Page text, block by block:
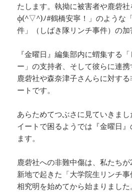
たします。執拗に被害者や鹿砦
φ(^▽^)ﾉ#鶴橋安寧！」のような
件」（しばき隊リンチ事件）の加
『金曜日』編集部内に蝟集する
ー」の支持者、そして彼らに連
鹿砦社や森奈津子さんらに対す
ートです。
あらためてつぶさに見ていきま
イートで困るようでは『金曜日
ます。
鹿砦社への非難中傷は、私たち
新地で起きた「大学院生リンチ
相究明を始めてから始まりまし